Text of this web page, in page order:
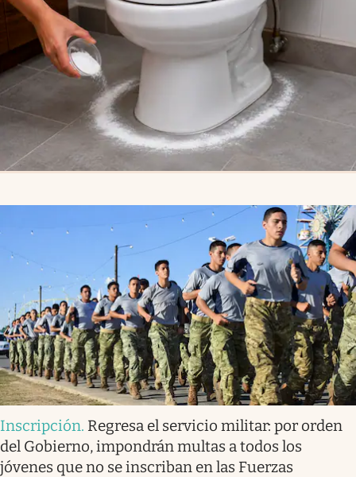
Inscripción. Regresa el servicio militar: por orden
del Gobierno, impondrán multas a todos los
jóvenes que no se inscriban en las Fuerzas